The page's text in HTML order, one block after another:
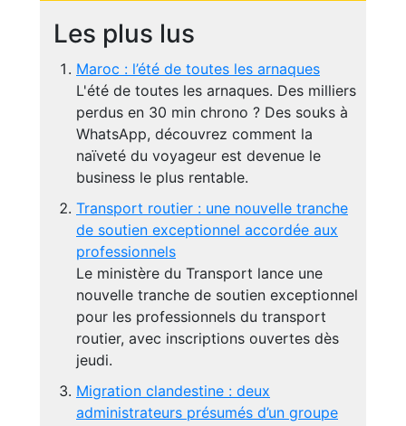
Les plus lus
Maroc : l’été de toutes les arnaques
L'été de toutes les arnaques. Des milliers
perdus en 30 min chrono ? Des souks à
WhatsApp, découvrez comment la
naïveté du voyageur est devenue le
business le plus rentable.
Transport routier : une nouvelle tranche
de soutien exceptionnel accordée aux
professionnels
Le ministère du Transport lance une
nouvelle tranche de soutien exceptionnel
pour les professionnels du transport
routier, avec inscriptions ouvertes dès
jeudi.
Migration clandestine : deux
administrateurs présumés d’un groupe